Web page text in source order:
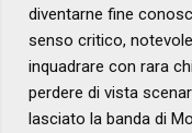
diventarne fine
senso critico,
inquadrare con rara
perdere di vista
lasciato la banda di